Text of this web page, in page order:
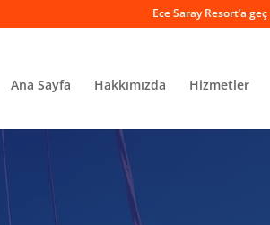
Ece Saray Resort’a geç
Ana Sayfa Hakkımızda Hizmetler